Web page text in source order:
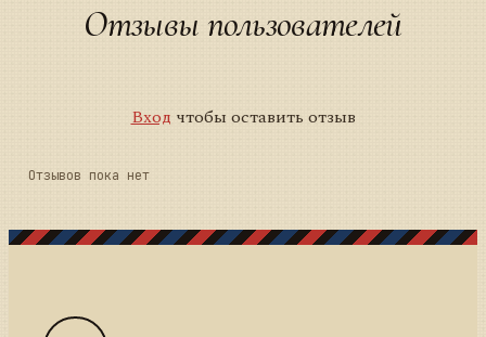
Отзывы пользователей
Вход чтобы оставить отзыв
Отзывов пока нет